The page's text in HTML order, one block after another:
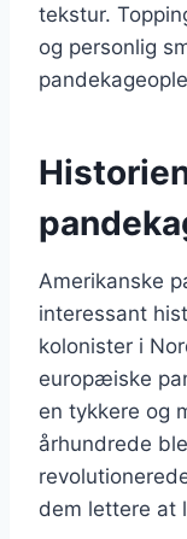
tekstur.
og personlig
Amerikanske
interessant
kolonister i
europæiske
en tykkere og
århundrede
dem lettere at